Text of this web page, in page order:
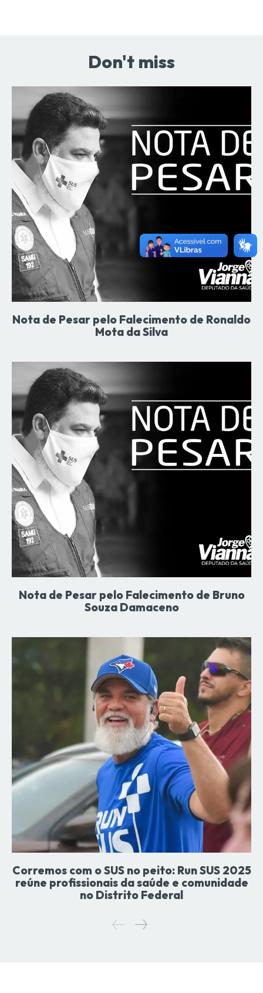
Don't miss
Nota de Pesar pelo Falecimento de Ronaldo
Mota da Silva
Nota de Pesar pelo Falecimento de Bruno
Souza Damaceno
Corremos com o SUS no peito: Run SUS 2025
reúne profissionais da saúde e comunidade
no Distrito Federal